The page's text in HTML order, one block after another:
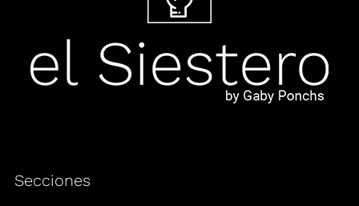
Secciones